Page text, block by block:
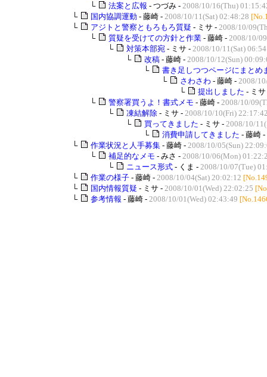
└
法案と広報 - つづみ - 2008/10/16(Thu)
└
国内協調運動 - 藤崎 - 2008/10/11(Sat) 02:48:28
└
アジトと警察ともろもろ質疑 - ミサ - 2008/10/
└
質疑を受けての方針と作業 - 藤崎 - 2008/10/
└
対策本部宛 - ミサ - 2008/10/11(Sat)
└
改稿 - 藤崎 - 2008/10/12(Sun)
└
書き足しつつページにまとめ
└
さわさわ - 藤崎 - 2008/
└
提出しました - ミ
└
警察署買うよ！書式メモ - 藤崎 - 2008/10/
└
凍結解除 - ミサ - 2008/10/10(Fri)
└
買ってきました - ミサ - 2008/10/
└
消費申請してきました - 藤崎 -
└
作業状況と人手募集 - 藤崎 - 2008/10/05(Sun)
└
補足的なメモ - みさ - 2008/10/06(Mon)
└
ニュース形式 - くま - 2008/10/07(Tue)
└
作業の様子 - 藤崎 - 2008/10/04(Sat) 20:02:12
└
国内情報質疑 - ミサ - 2008/10/01(Wed) 22:02:25
└
参考情報 - 藤崎 - 2008/10/01(Wed) 02:43:49